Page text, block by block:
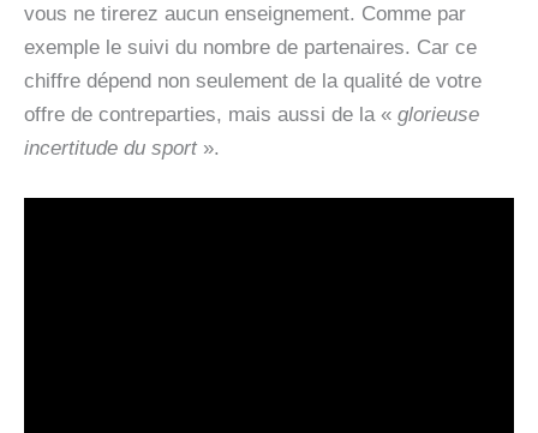
vous ne tirerez aucun enseignement. Comme par
exemple le suivi du nombre de partenaires. Car ce
chiffre dépend non seulement de la qualité de votre
offre de contreparties, mais aussi de la « glorieuse
incertitude du sport ».